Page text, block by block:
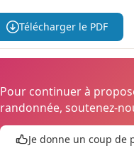
Télécharger le PDF
Pour continuer à
randonnée, soutenez-
Je donne un coup de